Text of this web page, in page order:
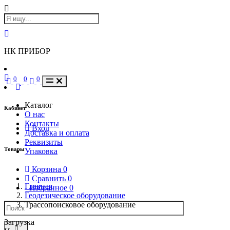
НК ПРИБОР
Кабинет
Вход
Товары
Корзина 0
Сравнить 0
Избранное 0
0 0 0
Каталог
О нас
Контакты
Доставка и оплата
Реквизиты
Упаковка
Главная
Геодезическое оборудование
Трассопоисковое оборудование
Загрузка